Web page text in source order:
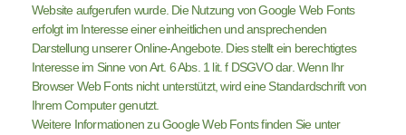
Website aufgerufen wurde. Die Nutzung von Google Web Fonts
erfolgt im Interesse einer einheitlichen und ansprechenden
Darstellung unserer Online-Angebote. Dies stellt ein berechtigtes
Interesse im Sinne von Art. 6 Abs. 1 lit. f DSGVO dar. Wenn Ihr
Browser Web Fonts nicht unterstützt, wird eine Standardschrift von
Ihrem Computer genutzt.
Weitere Informationen zu Google Web Fonts finden Sie unter